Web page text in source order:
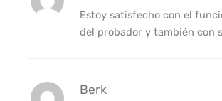
Estoy satisfecho con el
del probador y también con
Berk